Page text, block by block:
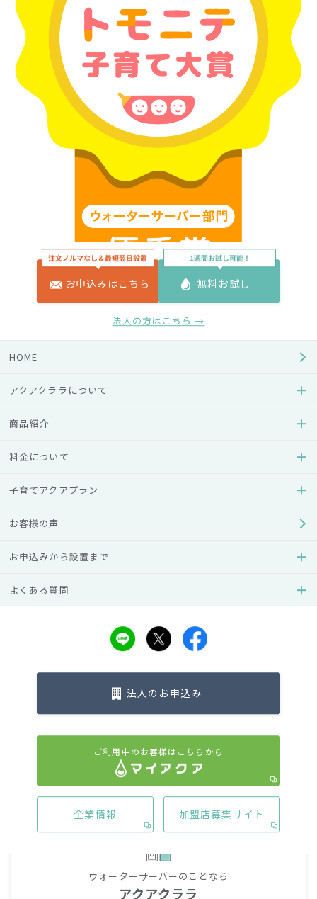
― トモニテ子育て大賞2024とは ―
「トモニテ子育て大賞」とは全国のママとパパの投票により
も使い続けたい 」という商品を紹介する、ユーザー参加型の
― 媒体 ―
『トモニテ』は「子育てを通じて、人が、社会が、ともに手
す。2016年から子育てに関する情報発信や機能を提供してき
更・リニューアルし、よりパートナーや家族とともに子育て
ができ、多様化する家族のあり方を応援できるサービスに生
一覧へ戻る
ウォーターサーバーのことなら
アクアクララ
お申込みはこちら 無料お試し
法人の方はこちら →
HOME
アクアクララについて
商品紹介
料金について
子育てアクアプラン
お客様の声
お申込みから設置まで
よくある質問
法人のお申込み
ご利用中のお客様はこちらから
企業情報 加盟店募集サイト